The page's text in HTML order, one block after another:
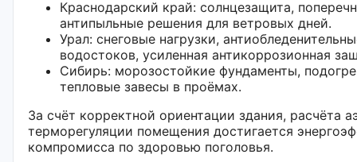
Краснодарский край: солнцезащита,
антипыльные решения для ветровых дней.
Урал: снеговые нагрузки,
водостоков, усиленная антикоррозионная
Сибирь: морозостойкие фундаменты,
тепловые завесы в проёмах.
За счёт корректной ориентации здания, расчёта
терморегуляции помещения достигается
компромисса по здоровью поголовья.